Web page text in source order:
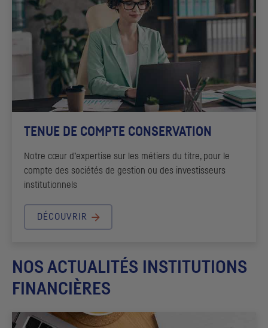
TENUE DE COMPTE CONSERVATION
Notre cœur d’expertise sur les métiers du titre, pour le
compte des sociétés de gestion ou des investisseurs
institutionnels
DÉCOUVRIR
NOS ACTUALITÉS INSTITUTIONS
FINANCIÈRES